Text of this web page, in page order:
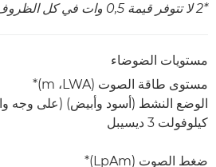
*2 لا تتوفر قيمة 0,5 وات في كل الظروف بسبب إعدادات معينة
مستويات الضوضاء
مستوى طاقة الصوت (LWA،‏ m)*
كيلوفولت 3 ديسيبل
ضغط الصوت (LpAm)*